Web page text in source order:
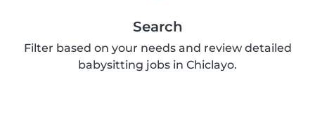
Search
Filter based on your needs and review detailed
babysitting jobs in Chiclayo.